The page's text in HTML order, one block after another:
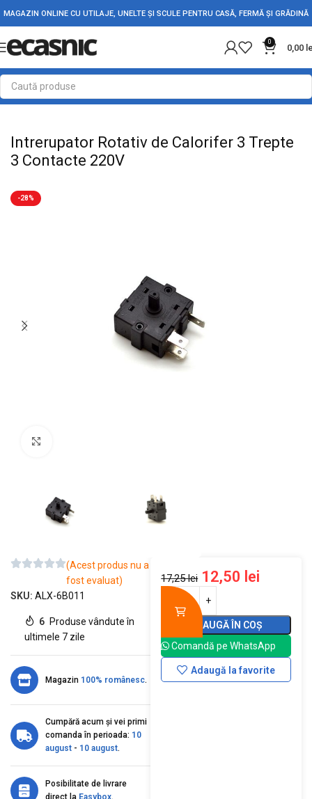
MAGAZIN ONLINE CU UTILAJE, UNELTE ȘI SCULE PENTRU CASĂ, FERMĂ ȘI GRĂDINĂ
0
0,00
Prima pagină Electrice Intrerupatoare - Butoane
Intrerupator Rotativ de Calorifer 3 Trepte
3 Contacte 220V
-28%
(Acest produs nu a
fost evaluat)
SKU: ALX-6B011
6 Produse vândute în
ultimele 7 zile
Magazin 100% românesc.
Cumpără acum și vei primi
comanda în perioada: 10
august - 10 august.
Posibilitate de livrare
17,25lei 12,50 lei
ADAUGĂ ÎN COȘ
Comandă pe WhatsApp
Adaugă la favorite